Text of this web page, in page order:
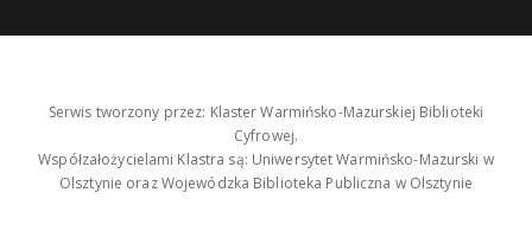
Serwis tworzony przez: Klaster Warmińsko-Mazurskiej Biblioteki
Cyfrowej.
Współzałożycielami Klastra są: Uniwersytet Warmińsko-Mazurski w
Olsztynie oraz Wojewódzka Biblioteka Publiczna w Olsztynie